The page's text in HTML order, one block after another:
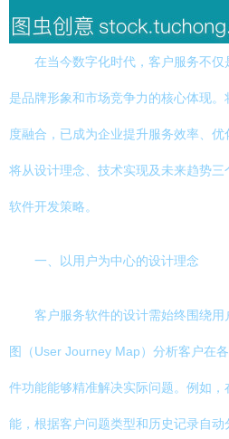
在当今数字化时代，客户服务不
是品牌形象和市场竞争力的核心体现
度融合，已成为企业提升服务效率、
将从设计理念、技术实现及未来趋势
软件开发策略。
一、以用户为中心的设计理念
客户服务软件的设计需始终围绕
图（User Journey Map）分析客户在
件功能能够精准解决实际问题。例如
能，根据客户问题类型和历史记录自